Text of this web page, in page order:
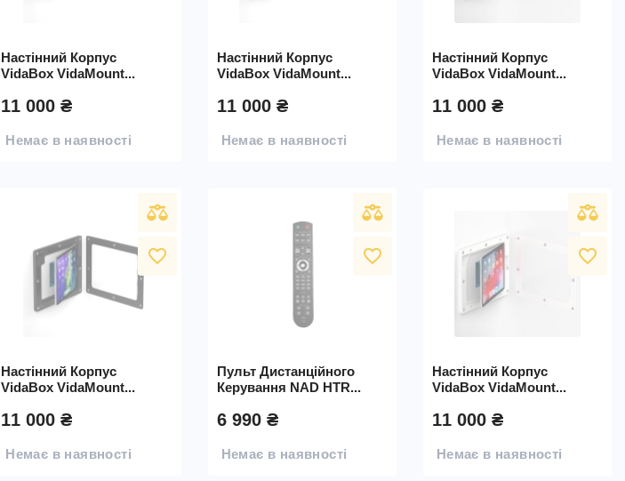
Настінний Корпус
VidaBox VidaMount...
11 000 ₴
Немає в наявності
Настінний Корпус
VidaBox VidaMount...
11 000 ₴
Немає в наявності
Настінний Корпус
VidaBox VidaMount...
11 000 ₴
Немає в наявності
favorite_border
Настінний Корпус
VidaBox VidaMount...
11 000 ₴
Немає в наявності
favorite_border
Пульт Дистанційного
Керування NAD HTR...
6 990 ₴
Немає в наявності
favorite_border
Настінний Корпус
VidaBox VidaMount...
11 000 ₴
Немає в наявності